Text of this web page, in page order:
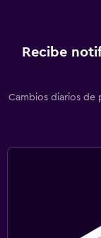
Recibe
Cambios diarios de